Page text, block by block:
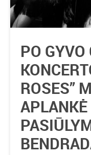
PO GYVO
ROSES”